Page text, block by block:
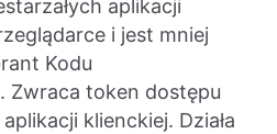
aplikacji
i jest mniej
Kodu
Zwraca token dostępu
klienckiej. Działa